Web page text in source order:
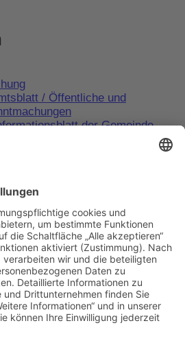
/ Öffentliche und
der Gemeinde
– Amt24
Drebach
| Umsetzung